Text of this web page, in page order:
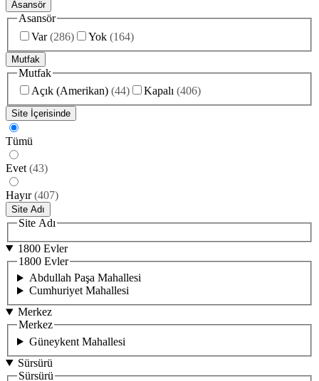
Asansör
Asansör
Var (286) Yok (164)
Mutfak
Mutfak
Açık (Amerikan) (44) Kapalı (406)
Site İçerisinde
Tümü
Evet (43)
Hayır (407)
Site Adı
Site Adı
1800 Evler
1800 Evler
Abdullah Paşa Mahallesi
Cumhuriyet Mahallesi
Merkez
Merkez
Güneykent Mahallesi
Sürsürü
Sürsürü